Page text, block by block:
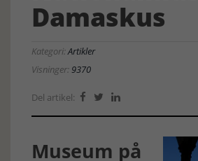
Damaskus
Kategori:Artikler
Visninger:9370
Del artikel:   
Museum på